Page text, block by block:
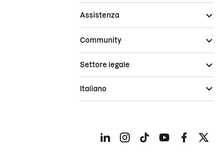
Assistenza
Community
Settore legale
Italiano